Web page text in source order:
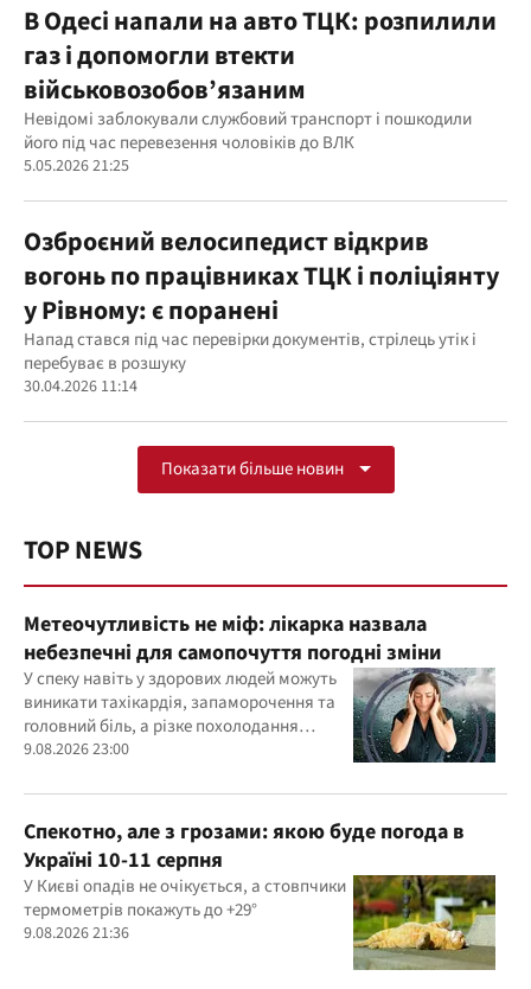
В Одесі напали на авто ТЦК: розпилили
газ і допомогли втекти
військовозобов’язаним
Невідомі заблокували службовий транспорт і пошкодили
його під час перевезення чоловіків до ВЛК
5.05.2026 21:25
Озброєний велосипедист відкрив
вогонь по працівниках ТЦК і поліціянту
у Рівному: є поранені
Напад стався під час перевірки документів, стрілець утік і
перебуває в розшуку
30.04.2026 11:14
Показати більше новин
TOP NEWS
Метеочутливість не міф: лікарка назвала
небезпечні для самопочуття погодні зміни
У спеку навіть у здорових людей можуть
виникати тахікардія, запаморочення та
головний біль, а різке похолодання
здатне провокувати спазм судин і
9.08.2026 23:00
Спекотно, але з грозами: якою буде погода в
Україні 10-11 серпня
У Києві опадів не очікується, а стовпчики
термометрів покажуть до +29°
9.08.2026 21:36